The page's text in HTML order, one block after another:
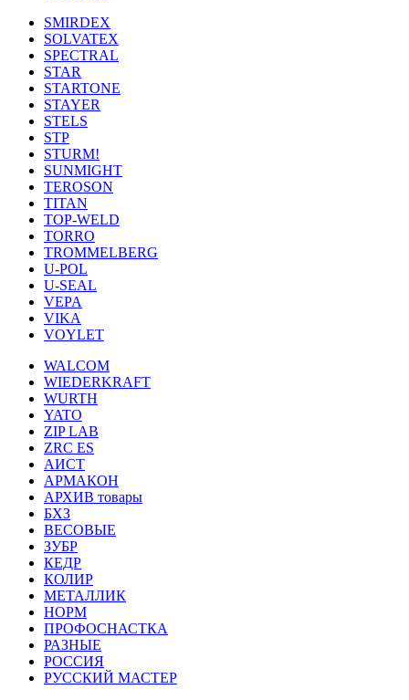
SMIRDEX
SOLVATEX
SPECTRAL
STAR
STARTONE
STAYER
STELS
STP
STURM!
SUNMIGHT
TEROSON
TITAN
TOP-WELD
TORRO
TROMMELBERG
U-POL
U-SEAL
VEPA
VIKA
VOYLET
WALCOM
WIEDERKRAFT
WURTH
YATO
ZIP LAB
ZRC ES
АИСТ
АРМАКОН
АРХИВ товары
БХЗ
ВЕСОВЫЕ
ЗУБР
КЕДР
КОЛИР
МЕТАЛЛИК
НОРМ
ПРОФОСНАСТКА
РАЗНЫЕ
РОССИЯ
РУССКИЙ МАСТЕР